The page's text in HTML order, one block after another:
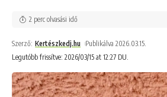
Legutóbb frissítve: 2026/03/15 at 12:27 DU.
Szerző: Kertészkedj.hu Publikálva 2026.03.15.
2 perc olvasási idő